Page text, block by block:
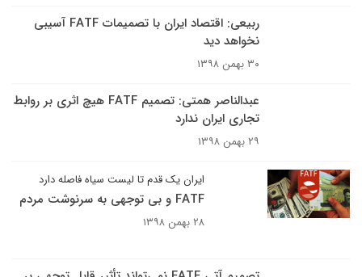
ربیعی: اقتصاد ایران با تصمیمات FATF آسیبی
نخواهد دید
۳۰ بهمن ۱۳۹۸
عبدالناصر همتی: تصمیم FATF هیچ اثری بر روابط
تجاری ایران ندارد
۲۹ بهمن ۱۳۹۸
ایران یک قدم تا لیست سیاه فاصله دارد
FATF و بی توجهی به سرنوشت مردم
۲۸ بهمن ۱۳۹۸